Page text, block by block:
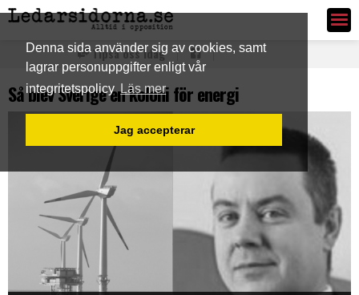
Denna sida använder sig av cookies, samt
lagrar personuppgifter enligt vår
integritetspolicy Läs mer
Jag accepterar
Ledarsidorna.se
Tipsa oss idag
Så blev Sverige en koloni för energi